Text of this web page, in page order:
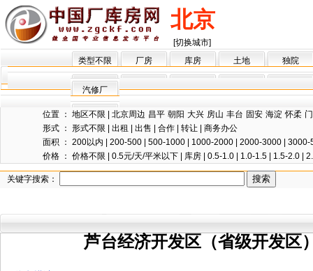
北京
[切换城市]
类型不限
厂房 库房 土地 独院
汽修厂
位置 ： 地区不限 北京周边 昌平 朝阳 大兴 房山 丰台 固安 海淀 怀柔
形式 ： 形式不限 出租 出售 合作 转让
商务办公
面积 ： 200以内 200-500 500-1000 1000-2000 2000-3000
3000-
价格 ： 价格不限 0.5元/天/平米以下 库房 0.5-1.0 1.0-1.5 1.5-2.0
关键字搜索：
芦台经济开发区（省级开发区